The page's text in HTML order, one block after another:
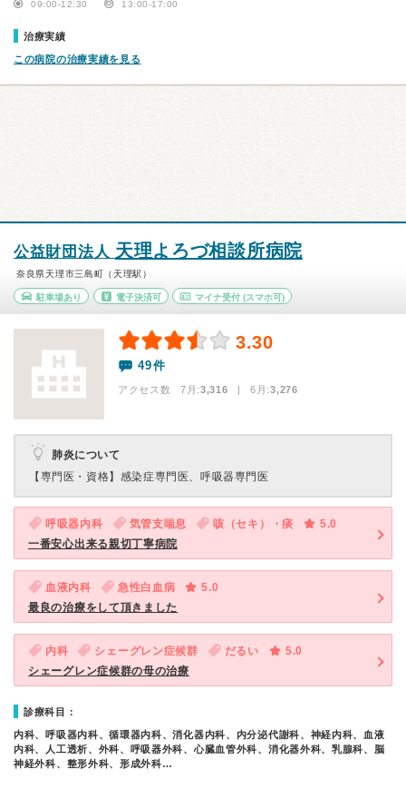
09:00-12:30 13:00-17:00
治療実績
この病院の治療実績を見る
公益財団法人 天理よろづ相談所病院
奈良県天理市三島町（天理駅）
駐車場あり 電子決済可 マイナ受付 (スマホ可)
3.30
49件
アクセス数 7月:3,316 | 6月:3,276
肺炎について
【専門医・資格】 感染症専門医、呼吸器専門医
呼吸器内科 気管支喘息 咳（セキ）・痰
5.0
一番安心出来る親切丁寧病院
血液内科 急性白血病
5.0
最良の治療をして頂きました
内科 シェーグレン症候群 だるい
5.0
シェーグレン症候群の母の治療
診療科目：
内科、呼吸器内科、循環器内科、消化器内科、内分泌代謝科、神経内科、血液
内科、人工透析、外科、呼吸器外科、心臓血管外科、消化器外科、乳腺科、脳
神経外科、整形外科、形成外科…